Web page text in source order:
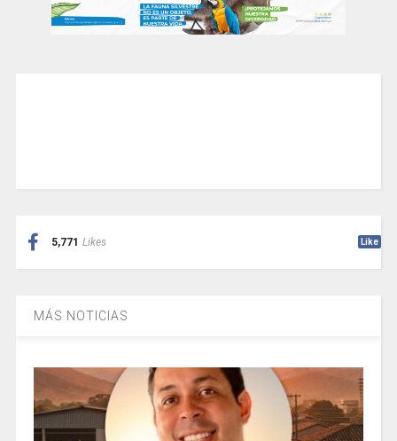
5,771 Likes Like
MÁS NOTICIAS